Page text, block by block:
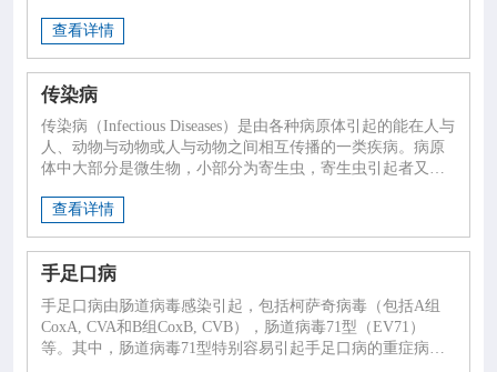
在线互动
政务公开
肾炎。
查看详情
传染病
传染病（Infectious Diseases）是由各种病原体引起的能在人与
人、动物与动物或人与动物之间相互传播的一类疾病。病原
体中大部分是微生物，小部分为寄生虫，寄生虫引起者又称
查看详情
手足口病
手足口病由肠道病毒感染引起，包括柯萨奇病毒（包括A组
CoxA, CVA和B组CoxB, CVB），肠道病毒71型（EV71）
等。其中，肠道病毒71型特别容易引起手足口病的重症病